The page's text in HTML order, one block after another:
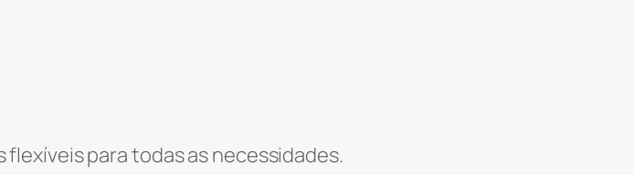
para todas as necessidades.